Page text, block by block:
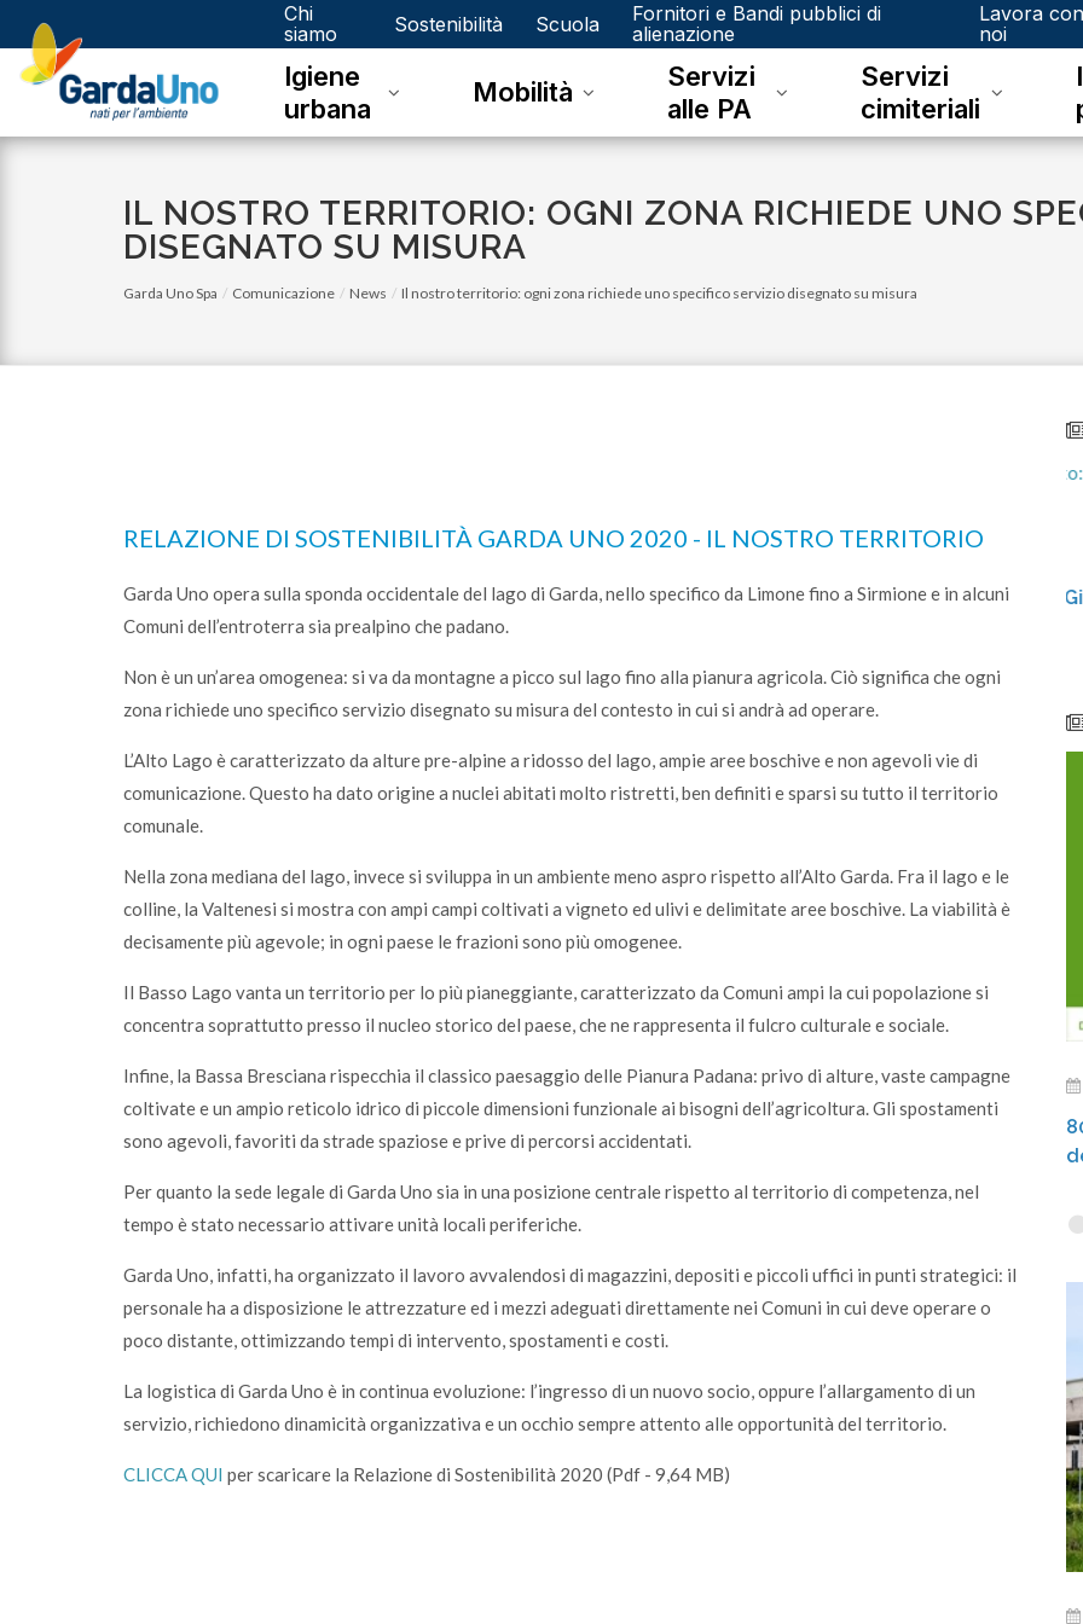
Gardauno
Spa
Chi
siamo
Sostenibilità Scuola
Fornitori e Bandi pubblici di
alienazione
Lavora con
noi
Igiene
urbana
Mobilità
Servizi
alle PA
Servizi
cimiteriali
IL NOSTRO TERRITORIO: OGNI ZONA RICHIEDE UNO
DISEGNATO SU MISURA
Garda Uno Spa Comunicazione News Il nostro territorio: ogni zona richiede uno specifico servizio disegnato su misura
RELAZIONE DI SOSTENIBILITÀ GARDA UNO 2020 - IL NOSTRO TERRITORIO
Garda Uno opera sulla sponda occidentale del lago di Garda, nello specifico da Limone fino a Sirmione e in alcuni
Comuni dell’entroterra sia prealpino che padano.
Non è un un’area omogenea: si va da montagne a picco sul lago fino alla pianura agricola. Ciò significa che ogni
zona richiede uno specifico servizio disegnato su misura del contesto in cui si andrà ad operare.
L’Alto Lago è caratterizzato da alture pre-alpine a ridosso del lago, ampie aree boschive e non agevoli vie di
comunicazione. Questo ha dato origine a nuclei abitati molto ristretti, ben definiti e sparsi su tutto il territorio
comunale.
Nella zona mediana del lago, invece si sviluppa in un ambiente meno aspro rispetto all’Alto Garda. Fra il lago e le
colline, la Valtenesi si mostra con ampi campi coltivati a vigneto ed ulivi e delimitate aree boschive. La viabilità è
decisamente più agevole; in ogni paese le frazioni sono più omogenee.
Il Basso Lago vanta un territorio per lo più pianeggiante, caratterizzato da Comuni ampi la cui popolazione si
concentra soprattutto presso il nucleo storico del paese, che ne rappresenta il fulcro culturale e sociale.
Infine, la Bassa Bresciana rispecchia il classico paesaggio delle Pianura Padana: privo di alture, vaste campagne
coltivate e un ampio reticolo idrico di piccole dimensioni funzionale ai bisogni dell’agricoltura. Gli spostamenti
sono agevoli, favoriti da strade spaziose e prive di percorsi accidentati.
Per quanto la sede legale di Garda Uno sia in una posizione centrale rispetto al territorio di competenza, nel
tempo è stato necessario attivare unità locali periferiche.
Garda Uno, infatti, ha organizzato il lavoro avvalendosi di magazzini, depositi e piccoli uffici in punti strategici: il
personale ha a disposizione le attrezzature ed i mezzi adeguati direttamente nei Comuni in cui deve operare o
poco distante, ottimizzando tempi di intervento, spostamenti e costi.
La logistica di Garda Uno è in continua evoluzione: l’ingresso di un nuovo socio, oppure l’allargamento di un
servizio, richiedono dinamicità organizzativa e un occhio sempre attento alle opportunità del territorio.
CLICCA QUI per scaricare la Relazione di Sostenibilità 2020 (Pdf - 9,64 MB)
Sono online gli ecocalendari 2026: scaricali e
fai la differenza, ogni giorno
Centro di Raccolta di Desenzano - via Giotto: